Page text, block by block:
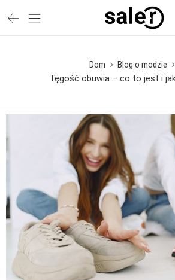
Dom
Blog o modzie
Tęgość obuwia – co to jest i